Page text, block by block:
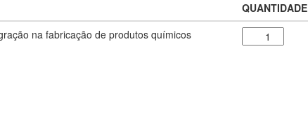
QUANTIDADE
na fabricação de produtos químicos